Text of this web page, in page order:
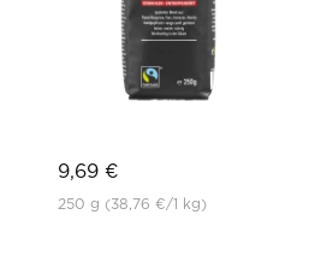
9,69 €
250 g (38,76 €/1 kg)